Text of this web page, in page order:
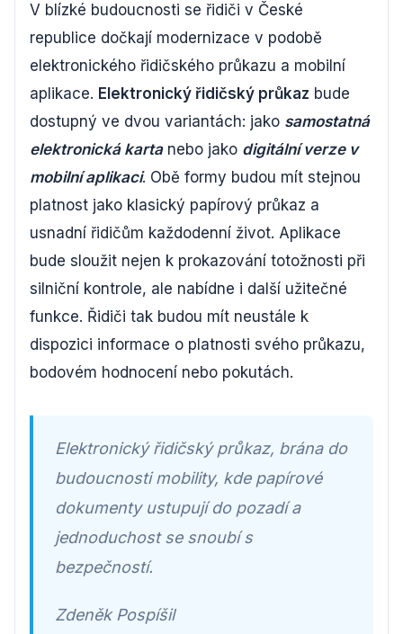
V blízké budoucnosti se řidiči v České
republice dočkají modernizace v podobě
elektronického řidičského průkazu a mobilní
aplikace. Elektronický řidičský průkaz bude
dostupný ve dvou variantách: jako samostatná
elektronická kartanebo jako digitální verze v
mobilní aplikaci. Obě formy budou mít stejnou
platnost jako klasický papírový průkaz a
usnadní řidičům každodenní život. Aplikace
bude sloužit nejen k prokazování totožnosti při
silniční kontrole, ale nabídne i další užitečné
funkce. Řidiči tak budou mít neustále k
dispozici informace o platnosti svého průkazu,
bodovém hodnocení nebo pokutách.
Elektronický řidičský průkaz, brána do
budoucnosti mobility, kde papírové
dokumenty ustupují do pozadí a
jednoduchost se snoubí s
bezpečností.
Zdeněk Pospíšil